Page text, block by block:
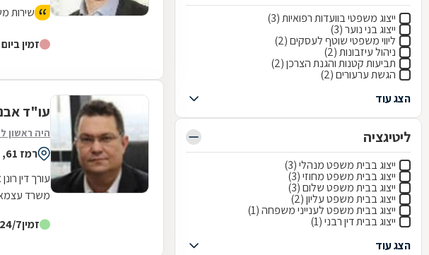
ייצוג משפטי בוועדות רפואיות (3)
ייצוג בני נוער (3)
ליווי משפטי שוטף לעסקים (2)
ניהול עיזבונות (2)
תביעות קטנות והגנת הצרכן (2)
הגשת ערעורים (2)
הצג עוד
ליטיגציה
ייצוג בבית משפט מנהלי (3)
ייצוג בבית משפט מחוזי (3)
ייצוג בבית משפט שלום (3)
ייצוג בבית משפט עליון (2)
ייצוג בבית משפט לענייני משפחה (1)
ייצוג בבית דין רבני (1)
הצג עוד
שירות
זמין ביום
עו"ד
היה ראשון
רמז 61, רחובות
עורך דין
זמין24/7